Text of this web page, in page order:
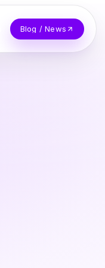
Blog / News